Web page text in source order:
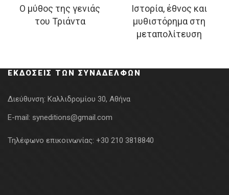
Ο μύθος της γενιάς
του Τριάντα
price
was:
τρέχουσα
τιμή
Ιστορία, έθνος και
μυθιστόρημα στη
μεταπολίτευση
price
was:
24.00€.
τρέχουσα
τιμή
είναι:
ΕΚΔΌΣΕΙΣ ΤΩΝ ΣΥΝΑΔΈΛΦΩΝ
Διεύθυνση: Καλλιδρομίου 30, Αθήνα
E-mail: syneditions@gmail.com
Τηλέφωνο επικοινωνίας: +30 210 3818840